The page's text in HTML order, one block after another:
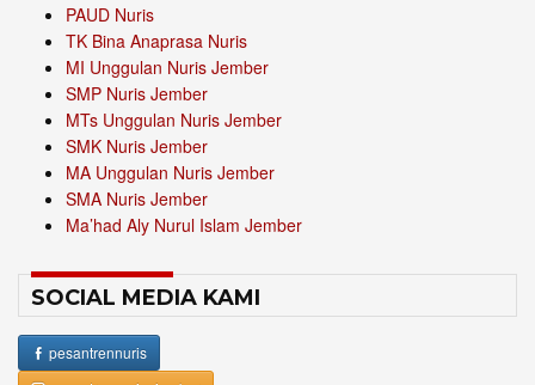
PAUD Nuris
TK Bina Anaprasa Nuris
MI Unggulan Nuris Jember
SMP Nuris Jember
MTs Unggulan Nuris Jember
SMK Nuris Jember
MA Unggulan Nuris Jember
SMA Nuris Jember
Ma’had Aly Nurul Islam Jember
SOCIAL MEDIA KAMI
pesantrennuris